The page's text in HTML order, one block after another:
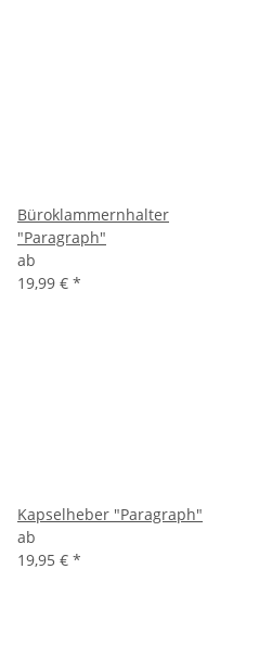
Büroklammernhalter
"Paragraph"
ab
19,99 € *
Kapselheber "Paragraph"
ab
19,95 € *